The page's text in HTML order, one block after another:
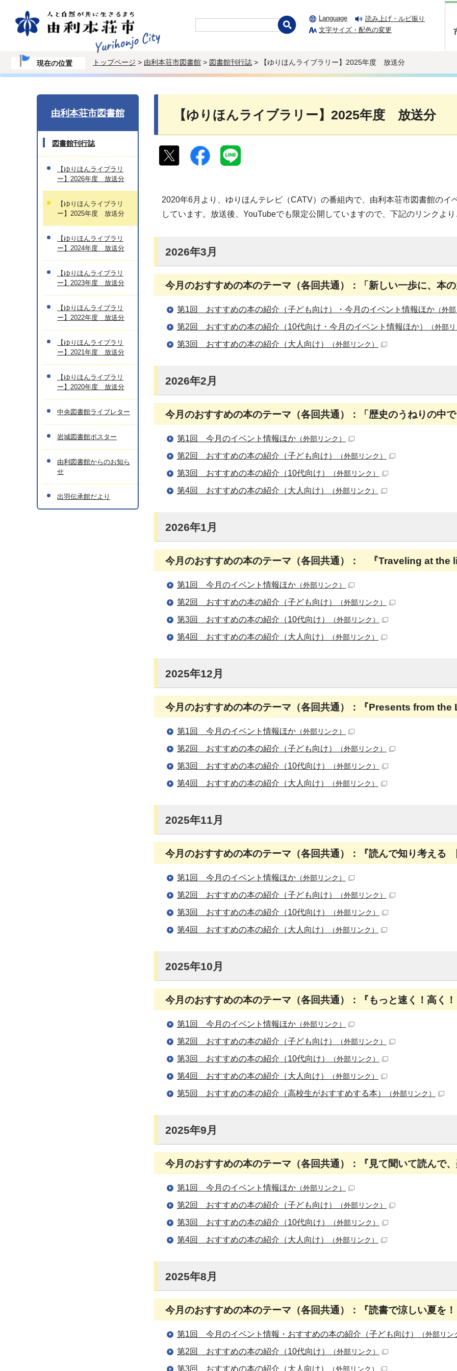
Language
読み上げ・ルビ振り
文字サイズ・配色の変更
現在の位置 トップページ > 由利本荘市図書館 > 図書館刊行誌 > 【ゆりほんライブラリー】2025年度 放送分
【ゆりほんライブラリー】2025年度 放送分
2020年6月より、ゆりほんテレビ（CATV）の番組内で、由利本荘市図書館の
しています。放送後、YouTubeでも限定公開していますので、下記のリンクより
2026年3月
今月のおすすめの本のテーマ（各回共通）：「新しい一歩に、本の
第1回 おすすめの本の紹介（子ども向け）・今月のイベント情報ほか （外
第2回 おすすめの本の紹介（10代向け・今月のイベント情報ほか） （外部リ
第3回 おすすめの本の紹介（大人向け） （外部リンク）
2026年2月
今月のおすすめの本のテーマ（各回共通）：「歴史のうねりの中で
第1回 今月のイベント情報ほか （外部リンク）
第2回 おすすめの本の紹介（子ども向け） （外部リンク）
第3回 おすすめの本の紹介（10代向け） （外部リンク）
第4回 おすすめの本の紹介（大人向け） （外部リンク）
2026年1月
今月のおすすめの本のテーマ（各回共通）： 『Traveling at the
第1回 今月のイベント情報ほか （外部リンク）
第2回 おすすめの本の紹介（子ども向け） （外部リンク）
第3回 おすすめの本の紹介（10代向け） （外部リンク）
第4回 おすすめの本の紹介（大人向け） （外部リンク）
2025年12月
今月のおすすめの本のテーマ（各回共通）：『Presents from the
第1回 今月のイベント情報ほか （外部リンク）
第2回 おすすめの本の紹介（子ども向け） （外部リンク）
第3回 おすすめの本の紹介（10代向け） （外部リンク）
第4回 おすすめの本の紹介（大人向け） （外部リンク）
2025年11月
今月のおすすめの本のテーマ（各回共通）：『読んで知り考える
第1回 今月のイベント情報ほか （外部リンク）
第2回 おすすめの本の紹介（子ども向け） （外部リンク）
第3回 おすすめの本の紹介（10代向け） （外部リンク）
第4回 おすすめの本の紹介（大人向け） （外部リンク）
2025年10月
今月のおすすめの本のテーマ（各回共通）：『もっと速く！高く！
第1回 今月のイベント情報ほか （外部リンク）
第2回 おすすめの本の紹介（子ども向け） （外部リンク）
第3回 おすすめの本の紹介（10代向け） （外部リンク）
第4回 おすすめの本の紹介（大人向け） （外部リンク）
第5回 おすすめの本の紹介（高校生がおすすめする本） （外部リンク）
2025年9月
今月のおすすめの本のテーマ（各回共通）：『見て聞いて読んで、
第1回 今月のイベント情報ほか （外部リンク）
第2回 おすすめの本の紹介（子ども向け） （外部リンク）
第3回 おすすめの本の紹介（10代向け） （外部リンク）
第4回 おすすめの本の紹介（大人向け） （外部リンク）
2025年8月
今月のおすすめの本のテーマ（各回共通）：『読書で涼しい夏を！
第1回 今月のイベント情報・おすすめの本の紹介（子ども向け） （外部リン
第2回 おすすめの本の紹介（10代向け） （外部リンク）
第3回 おすすめの本の紹介（大人向け） （外部リンク）
由利本荘市図書館
図書館刊行誌
【ゆりほんライブラリ
ー】2026年度 放送分
【ゆりほんライブラリ
ー】2025年度 放送分
【ゆりほんライブラリ
ー】2024年度 放送分
【ゆりほんライブラリ
ー】2023年度 放送分
【ゆりほんライブラリ
ー】2022年度 放送分
【ゆりほんライブラリ
ー】2021年度 放送分
【ゆりほんライブラリ
ー】2020年度 放送分
中央図書館ライブレター
岩城図書館ポスター
由利図書館からのお知ら
せ
出羽伝承館だより